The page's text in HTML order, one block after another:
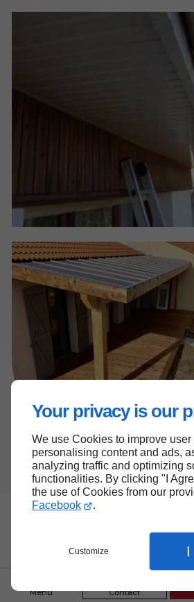
Your privacy is our
We use Cookies to improve
personalising content and ads,
analyzing traffic and optimizing
functionalities. By clicking "I
the use of Cookies from our
Facebook
.
Customize I
Menu Contact
Les artisans couvreurs de
MALARDIER se déplacent à